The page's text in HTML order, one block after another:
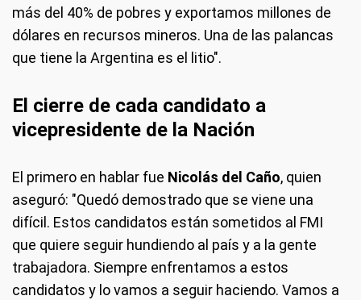
más del 40% de pobres y exportamos millones de
dólares en recursos mineros. Una de las palancas
que tiene la Argentina es el litio".
El cierre de cada candidato a
vicepresidente de la Nación
El primero en hablar fue Nicolás del Caño, quien
aseguró: "Quedó demostrado que se viene una
difícil. Estos candidatos están sometidos al FMI
que quiere seguir hundiendo al país y a la gente
trabajadora. Siempre enfrentamos a estos
candidatos y lo vamos a seguir haciendo. Vamos a